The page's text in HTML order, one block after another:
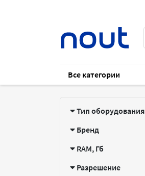
Все категории
Каталог
Тип оборудования
Бренд
RAM, Гб
Разрешение